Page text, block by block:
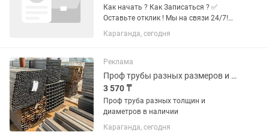
Как начать ? Как Записаться ? ✅️
Оставьте отклик ! Мы на связи 24/7!
Условия и преимущества : 1️⃣Гибкий
график. 2️⃣Ежедневные акции и бонусы.
прогрессивная шкала...
Караганда, сегодня
Реклама
Проф трубы разных размеров и толщин (20 на 40, 40 на 40)
3 570 ₸
Проф труба разных толщин и
диаметров в наличии
Караганда, сегодня